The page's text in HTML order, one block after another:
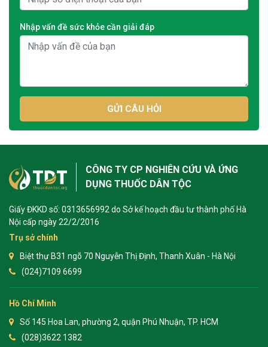
Nhập vấn đề sức khỏe cần giải đáp
GỬI CÂU HỎI
CÔNG TY CP NGHIÊN CỨU VÀ ỨNG
DỤNG THUỐC DÂN TỘC
Giấy ĐKKD số: 0313656992 do Sở kế hoạch đầu tư thành phố Hà
Nội cấp ngày 22/2/2016
Trụ sở chính
Biệt thự B31 ngõ 70 Nguyễn Thị Định, Thanh Xuân - Hà Nội
(024)7109 6699
Hồ Chí Minh
Số 145 Hoa Lan, phường 2, quận Phú Nhuận, TP. HCM
(028)3622 1382